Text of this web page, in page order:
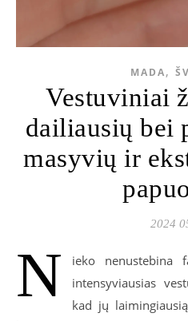
MADA,
Vestuviniai
dailiausių bei
masyvių ir
2024
N
ieko nenustebina
intensyviausias
kad jų